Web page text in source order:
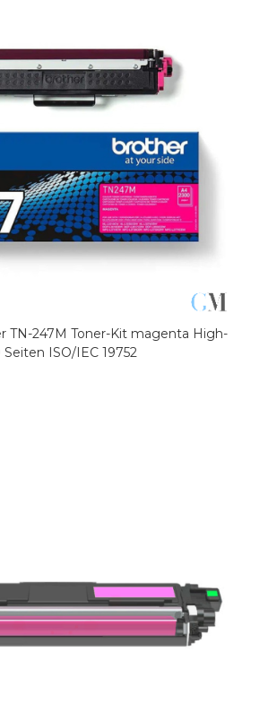
TN-247M Toner-Kit magenta High-
Seiten ISO/IEC 19752